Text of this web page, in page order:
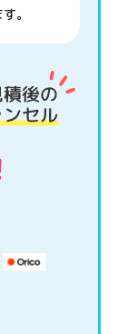
。